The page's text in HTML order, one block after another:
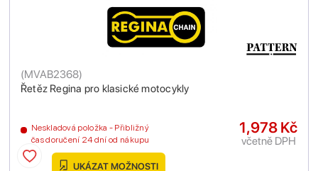
Řetěz Regina pro klasické motocykly
(MVAB2368)
Neskladová položka - Přibližný
čas doručení 24 dní od nákupu
1,978 Kč
včetně DPH
UKÁZAT MOŽNOSTI